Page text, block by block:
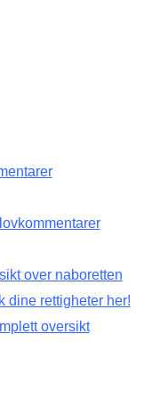
over naboretten
dine rettigheter her!
oversikt